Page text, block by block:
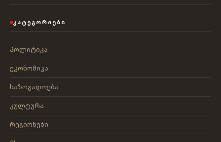
ᲙᲐᲢᲔᲒᲝᲠᲘᲔᲑᲘ
პოლიტიკა
ეკონომიკა
საზოგადოება
კულტურა
რეგიონები